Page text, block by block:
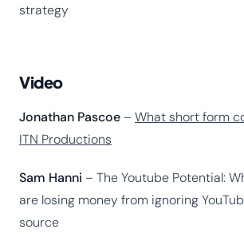
strategy
Video
Jonathan Pascoe– What short form
ITN Productions
Sam Hanni – The Youtube Potential:
are losing money from ignoring
source